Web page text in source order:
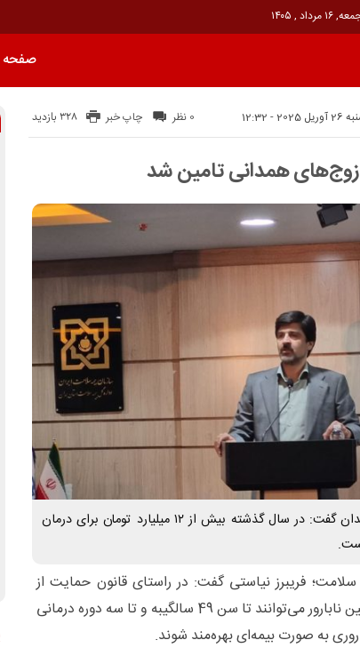
, ۱۴۰۵
12:32 328 بازدید چاپ خبر 0 نظر
زوج‌های همدانی تامین شد
مدیرکل بیمه سلامت استان همدان گفت: در سال گذشته بیش از ۱۲ میلیارد تومان برای درمان
فریبرز نیاستی گفت: در راستای قانون حمایت از
خانواده و جوانی جمعیت زوجین نابارور می‌توانند تا سن 49 سالگیبه و تا سه دوره درمانی
به صورت بیمه‌ای بهره‌مند شوند.